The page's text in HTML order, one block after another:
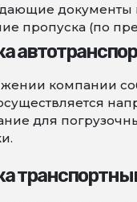
документы
пропуска (по
компании
для